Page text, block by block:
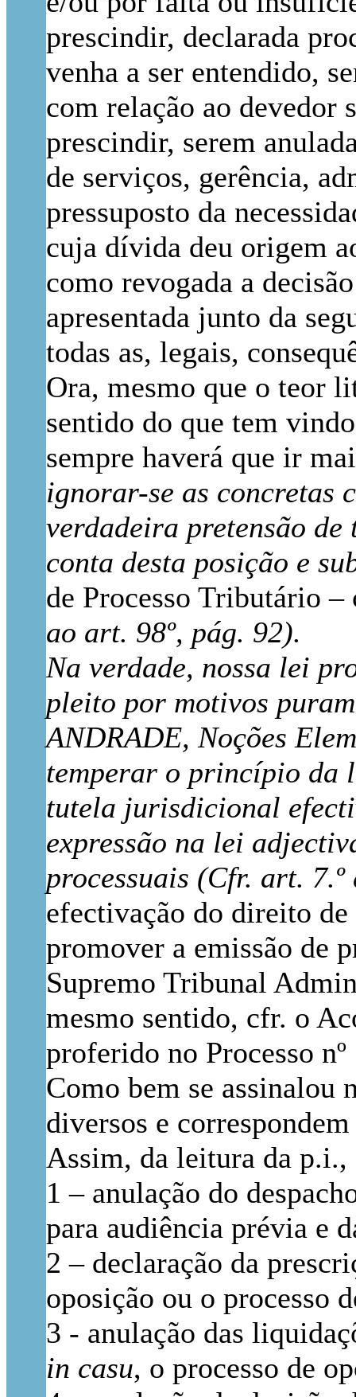
prescindir, declarada
venha a ser entendido,
com relação ao devedor
prescindir, serem
de serviços, gerência,
pressuposto da
cuja dívida deu origem
como revogada a
apresentada junto da
todas as, legais,
Ora, mesmo que o teor
sentido do que tem
sempre haverá que ir
ignorar-se as concretas
verdadeira pretensão
conta desta posição e
de Processo Tributário –
ao art. 98º, pág. 92).
Na verdade, nossa lei
pleito por motivos
ANDRADE, Noções
temperar o princípio da
tutela jurisdicional
expressão na lei
processuais (Cfr. art.
efectivação do direito de
promover a emissão de
Supremo Tribunal
mesmo sentido, cfr. o
proferido no Processo
Como bem se assinalou
diversos e
Assim, da leitura da p.i.,
1 – anulação do
para audiência prévia e
2 – declaração da
oposição ou o processo
3 - anulação das
in casu, o processo de